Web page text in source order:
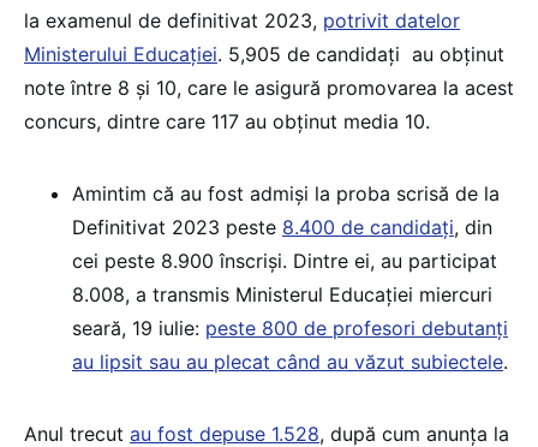
la examenul de definitivat 2023, potrivit datelor
Ministerului Educației. 5,905 de candidați au obținut
note între 8 și 10, care le asigură promovarea la acest
concurs, dintre care 117 au obținut media 10.
Amintim că au fost admiși la proba scrisă de la
Definitivat 2023 peste 8.400 de candidați, din
cei peste 8.900 înscriși. Dintre ei, au participat
8.008, a transmis Ministerul Educației miercuri
seară, 19 iulie: peste 800 de profesori debutanți
au lipsit sau au plecat când au văzut subiectele.
Anul trecut au fost depuse 1.528, după cum anunța la